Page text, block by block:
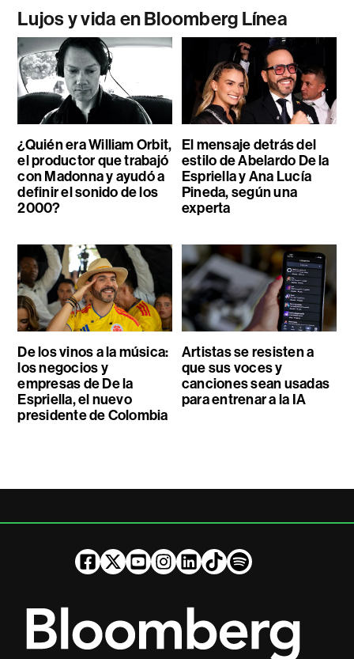
Lujos y vida en Bloomberg Línea
¿Quién era William Orbit,
el productor que trabajó
con Madonna y ayudó a
definir el sonido de los
2000?
El mensaje detrás del
estilo de Abelardo De la
Espriella y Ana Lucía
Pineda, según una
experta
De los vinos a la música:
los negocios y
empresas de De la
Espriella, el nuevo
presidente de Colombia
Artistas se resisten a
que sus voces y
canciones sean usadas
para entrenar a la IA